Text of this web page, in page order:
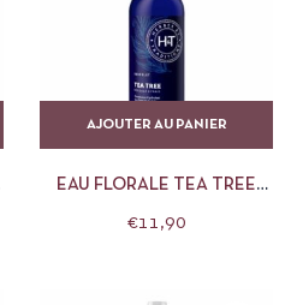
AJOUTER AU PANIER
EAU FLORALE TEA TREE
€11,90